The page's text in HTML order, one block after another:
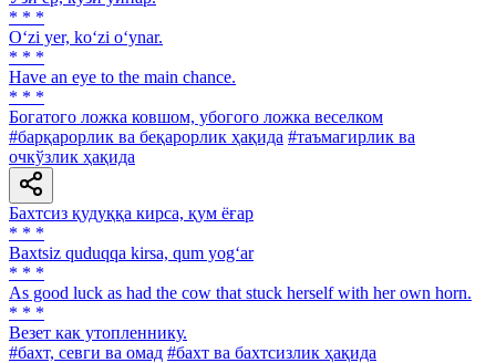
* * *
O‘zi yer, ko‘zi o‘ynar.
* * *
Have an eye to the main chance.
* * *
Богатого ложка ковшом, убогого ложка веселком
#барқарорлик ва беқарорлик ҳақида #таъмагирлик ва
очкўзлик ҳақида
Бахтсиз қудуққа кирса, қум ёғар
* * *
Baxtsiz quduqqa kirsa, qum yog‘ar
* * *
As good luck as had the cow that stuck herself with her own horn.
* * *
Везет как утопленнику.
#бахт, севги ва омад #бахт ва бахтсизлик ҳақида